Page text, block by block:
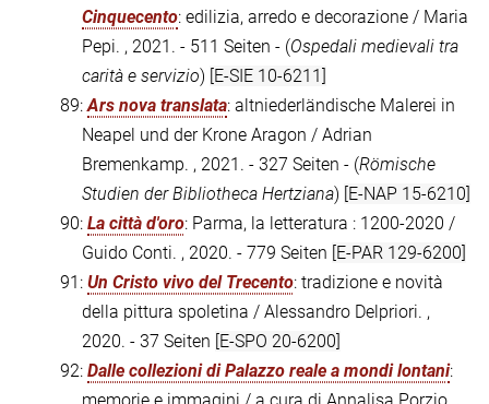
Cinquecento: edilizia, arredo e decorazione / Maria
Pepi. , 2021. - 511 Seiten - (Ospedali medievali tra
carità e servizio) [E-SIE 10-6211]
89:Ars nova translata: altniederländische Malerei in
Neapel und der Krone Aragon / Adrian
Bremenkamp. , 2021. - 327 Seiten - (Römische
Studien der Bibliotheca Hertziana) [E-NAP 15-6210]
90: La città d'oro: Parma, la letteratura : 1200-2020 /
Guido Conti. , 2020. - 779 Seiten [E-PAR 129-6200]
91: Un Cristo vivo del Trecento: tradizione e novità
della pittura spoletina / Alessandro Delpriori. ,
2020. - 37 Seiten [E-SPO 20-6200]
92: Dalle collezioni di Palazzo reale a mondi lontani: